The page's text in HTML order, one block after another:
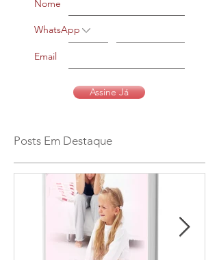
Nome
WhatsApp
Email
Assine Já
Posts Em Destaque